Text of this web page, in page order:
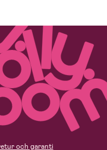
och garanti